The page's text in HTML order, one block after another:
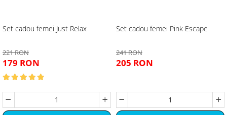
Set cadou femei Just Relax
221 RON
179 RON
Set cadou femei Pink Escape
241 RON
205 RON